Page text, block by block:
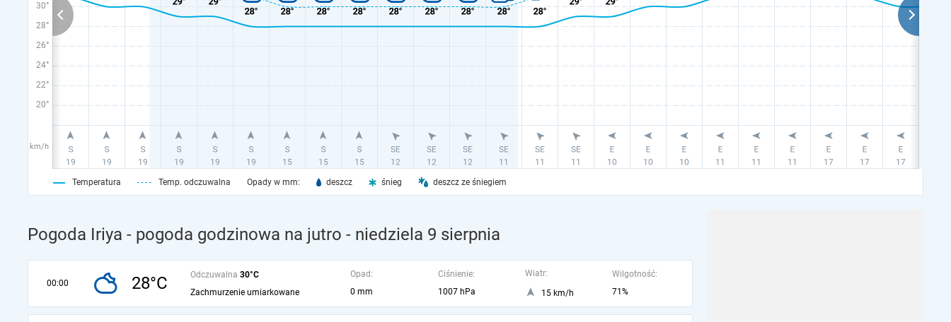
30°
28°
26°
24°
22°
20°
km/h
Temperatura Temp. odczuwalna Opady w mm: deszcz śnieg deszcz ze śniegiem
Pogoda Iriya - pogoda godzinowa na jutro - niedziela 9 sierpnia
00:00 28°C Odczuwalna 30°C
Zachmurzenie umiarkowane
Opad:
0 mm
Ciśnienie:
1007 hPa
Wiatr:
15 km/h
Wilgotność:
71%